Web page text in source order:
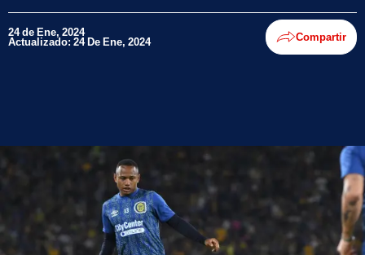
24 de Ene, 2024
Actualizado: 24 De Ene, 2024 Compartir